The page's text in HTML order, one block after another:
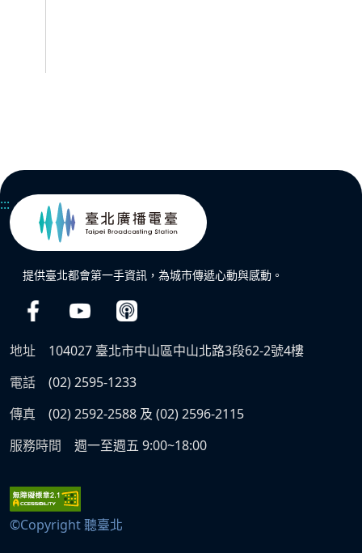
:::
提供臺北都會第一手資訊，為城市傳遞心動與感動。
地址
104027 臺北市中山區中山北路3段62-2號4樓
電話
(02) 2595-1233
傳真
(02) 2592-2588 及 (02) 2596-2115
服務時間
週一至週五 9:00~18:00
©Copyright 聽臺北